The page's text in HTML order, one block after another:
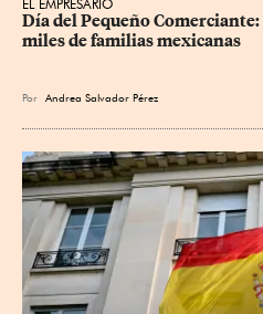
EL EMPRESARIO
Día del Pequeño
miles de familias mexicanas
Por Andrea Salvador Pérez